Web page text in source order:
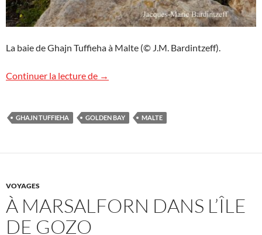
La baie de Ghajn Tuffieha à Malte (© J.M. Bardintzeff).
Continuer la lecture de Ghajn Tuffieha, Malte
→
GHAJN TUFFIEHA GOLDEN BAY MALTE
VOYAGES
À MARSALFORN DANS L’ÎLE
DE GOZO